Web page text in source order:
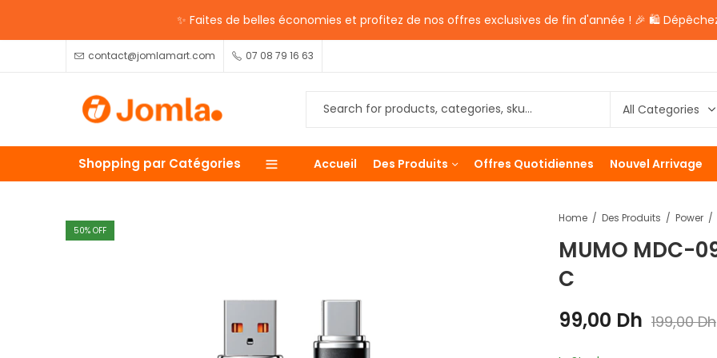
✨ Faites de belles économies et profitez de nos offres exclusives de fin d'année ! 🎉 🛍️
contact@jomlamart.com 07 08 79 16 63
Shopping par Catégories Accueil Des Produits Offres Quotidiennes Nouvel Arrivage
50% OFF
Home Des Produits Power
MUMO MDC-
C
99,00 Dh 199,00Dh